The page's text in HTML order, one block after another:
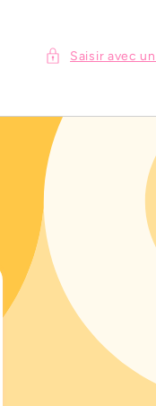
Saisir avec